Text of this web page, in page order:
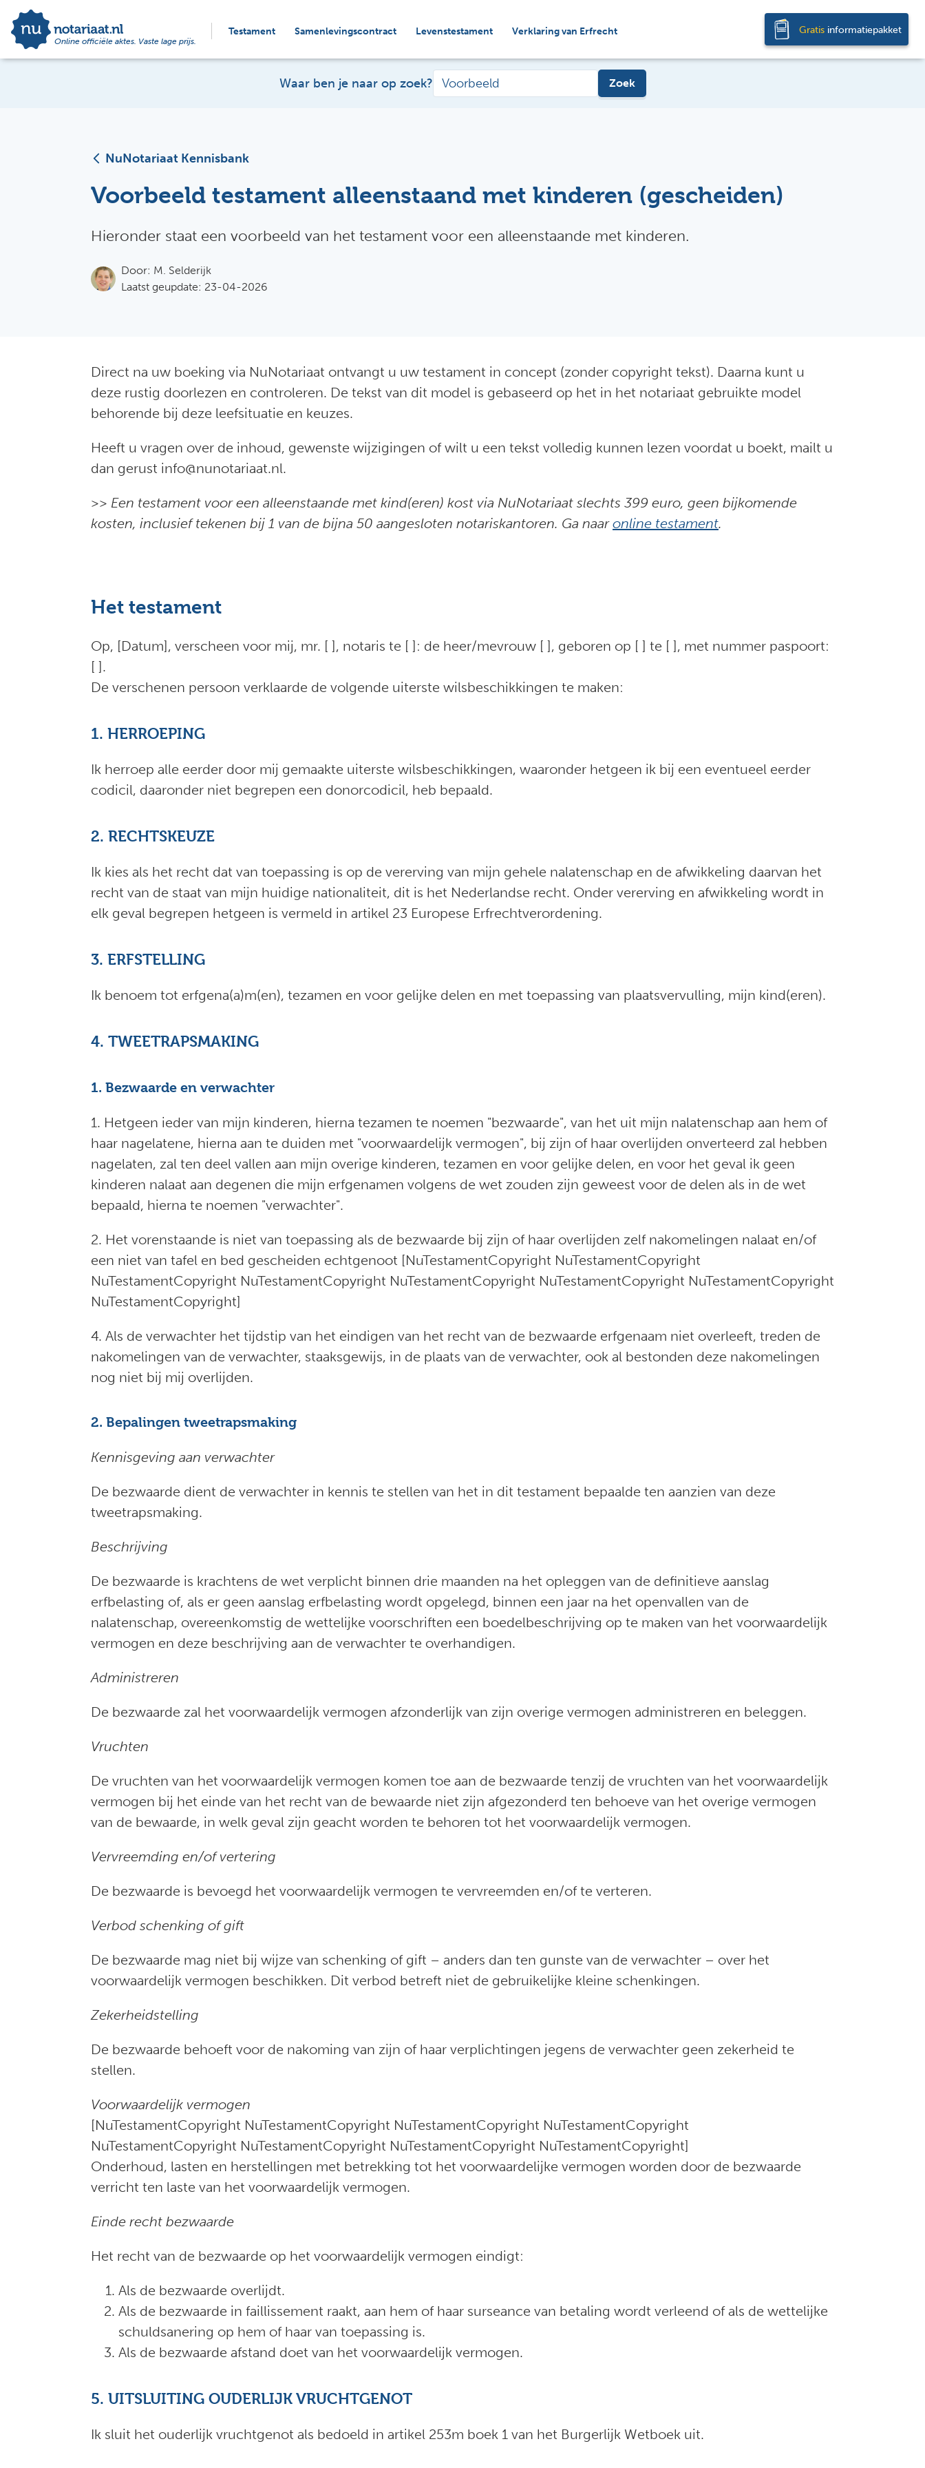
Online officiële aktes. Vaste lage prijs.
Testament Samenlevingscontract Levenstestament Verklaring van Erfrecht Gratis informatiepakket
Waar ben je naar op zoek? Zoek
NuNotariaat Kennisbank
Voorbeeld testament alleenstaand met kinderen (gescheiden)
Hieronder staat een voorbeeld van het testament voor een alleenstaande met kinderen.​
Door: M. Selderijk
Laatst geupdate: 23-04-2026
Direct na uw boeking via NuNotariaat ontvangt u uw testament in concept (zonder copyright tekst). Daarna kunt u
deze rustig doorlezen en controleren. De tekst van dit model is gebaseerd op het in het notariaat gebruikte model
behorende bij deze leefsituatie en keuzes.
Heeft u vragen over de inhoud, gewenste wijzigingen of wilt u een tekst volledig kunnen lezen voordat u boekt, mailt u
dan gerust info@nunotariaat.nl.
>> Een testament voor een alleenstaande met kind(eren) kost via NuNotariaat slechts 399 euro, geen bijkomende
kosten, inclusief tekenen bij 1 van de bijna 50 aangesloten notariskantoren. Ga naaronline testament.
Het testament
Op, [Datum], verscheen voor mij, mr. [ ], notaris te [ ]: de heer/mevrouw [ ], geboren op [ ] te [ ], met nummer paspoort:
[ ].
De verschenen persoon verklaarde de volgende uiterste wilsbeschikkingen te maken:
1. HERROEPING
Ik herroep alle eerder door mij gemaakte uiterste wilsbeschikkingen, waaronder hetgeen ik bij een eventueel eerder
codicil, daaronder niet begrepen een donorcodicil, heb bepaald.
2. RECHTSKEUZE
Ik kies als het recht dat van toepassing is op de vererving van mijn gehele nalatenschap en de afwikkeling daarvan het
recht van de staat van mijn huidige nationaliteit, dit is het Nederlandse recht. Onder vererving en afwikkeling wordt in
elk geval begrepen hetgeen is vermeld in artikel 23 Europese Erfrechtverordening.
3. ERFSTELLING
Ik benoem tot erfgena(a)m(en), tezamen en voor gelijke delen en met toepassing van plaatsvervulling, mijn kind(eren).
4. TWEETRAPSMAKING
1. Bezwaarde en verwachter
1. Hetgeen ieder van mijn kinderen, hierna tezamen te noemen "bezwaarde", van het uit mijn nalatenschap aan hem of
haar nagelatene, hierna aan te duiden met "voorwaardelijk vermogen", bij zijn of haar overlijden onverteerd zal hebben
nagelaten, zal ten deel vallen aan mijn overige kinderen, tezamen en voor gelijke delen, en voor het geval ik geen
kinderen nalaat aan degenen die mijn erfgenamen volgens de wet zouden zijn geweest voor de delen als in de wet
bepaald, hierna te noemen "verwachter".
2. Het vorenstaande is niet van toepassing als de bezwaarde bij zijn of haar overlijden zelf nakomelingen nalaat en/of
een niet van tafel en bed gescheiden echtgenoot [NuTestamentCopyright NuTestamentCopyright
NuTestamentCopyright NuTestamentCopyright NuTestamentCopyright NuTestamentCopyright NuTestamentCopyright
NuTestamentCopyright]
4. Als de verwachter het tijdstip van het eindigen van het recht van de bezwaarde erfgenaam niet overleeft, treden de
nakomelingen van de verwachter, staaksgewijs, in de plaats van de verwachter, ook al bestonden deze nakomelingen
nog niet bij mij overlijden.
2. Bepalingen tweetrapsmaking
Kennisgeving aan verwachter
De bezwaarde dient de verwachter in kennis te stellen van het in dit testament bepaalde ten aanzien van deze
tweetrapsmaking.
Beschrijving
De bezwaarde is krachtens de wet verplicht binnen drie maanden na het opleggen van de definitieve aanslag
erfbelasting of, als er geen aanslag erfbelasting wordt opgelegd, binnen een jaar na het openvallen van de
nalatenschap, overeenkomstig de wettelijke voorschriften een boedelbeschrijving op te maken van het voorwaardelijk
vermogen en deze beschrijving aan de verwachter te overhandigen.
Administreren
De bezwaarde zal het voorwaardelijk vermogen afzonderlijk van zijn overige vermogen administreren en beleggen.
Vruchten
De vruchten van het voorwaardelijk vermogen komen toe aan de bezwaarde tenzij de vruchten van het voorwaardelijk
vermogen bij het einde van het recht van de bewaarde niet zijn afgezonderd ten behoeve van het overige vermogen
van de bewaarde, in welk geval zijn geacht worden te behoren tot het voorwaardelijk vermogen.
Vervreemding en/of vertering
De bezwaarde is bevoegd het voorwaardelijk vermogen te vervreemden en/of te verteren.
Verbod schenking of gift
De bezwaarde mag niet bij wijze van schenking of gift – anders dan ten gunste van de verwachter – over het
voorwaardelijk vermogen beschikken. Dit verbod betreft niet de gebruikelijke kleine schenkingen.
Zekerheidstelling
De bezwaarde behoeft voor de nakoming van zijn of haar verplichtingen jegens de verwachter geen zekerheid te
stellen.
Voorwaardelijk vermogen
[NuTestamentCopyright NuTestamentCopyright NuTestamentCopyright NuTestamentCopyright
NuTestamentCopyright NuTestamentCopyright NuTestamentCopyright NuTestamentCopyright]
Onderhoud, lasten en herstellingen met betrekking tot het voorwaardelijke vermogen worden door de bezwaarde
verricht ten laste van het voorwaardelijk vermogen.
Einde recht bezwaarde
Het recht van de bezwaarde op het voorwaardelijk vermogen eindigt:
Als de bezwaarde overlijdt.
Als de bezwaarde in faillissement raakt, aan hem of haar surseance van betaling wordt verleend of als de wettelijke
schuldsanering op hem of haar van toepassing is.
Als de bezwaarde afstand doet van het voorwaardelijk vermogen.
5. UITSLUITING OUDERLIJK VRUCHTGENOT
Ik sluit het ouderlijk vruchtgenot als bedoeld in artikel 253m boek 1 van het Burgerlijk Wetboek uit.